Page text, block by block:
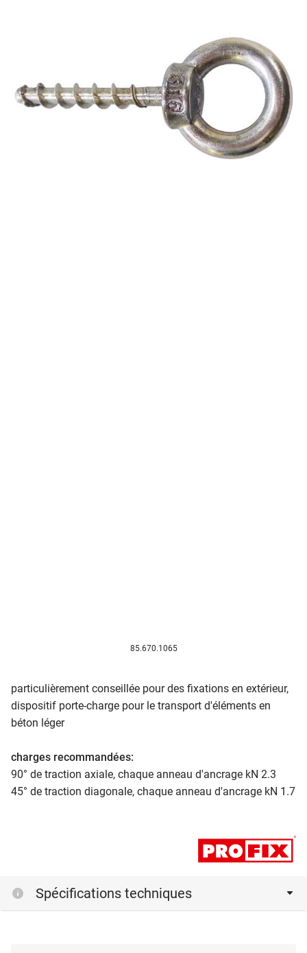
85.670.1065
particulièrement conseillée pour des fixations en extérieur,
dispositif porte-charge pour le transport d'éléments en
béton léger
charges recommandées:
90° de traction axiale, chaque anneau d'ancrage kN 2.3
45° de traction diagonale, chaque anneau d'ancrage kN 1.7
Spécifications techniques